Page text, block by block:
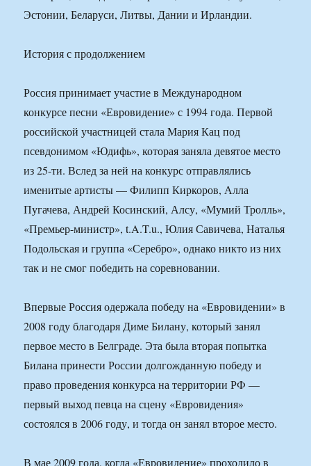
Эстонии, Беларуси, Литвы, Дании и Ирландии.
История с продолжением
Россия принимает участие в Международном
конкурсе песни «Евровидение» с 1994 года. Первой
российской участницей стала Мария Кац под
псевдонимом «Юдифь», которая заняла девятое место
из 25-ти. Вслед за ней на конкурс отправлялись
именитые артисты — Филипп Киркоров, Алла
Пугачева, Андрей Косинский, Алсу, «Мумий Тролль»,
«Премьер-министр», t.A.T.u., Юлия Савичева, Наталья
Подольская и группа «Серебро», однако никто из них
так и не смог победить на соревновании.
Впервые Россия одержала победу на «Евровидении» в
2008 году благодаря Диме Билану, который занял
первое место в Белграде. Эта была вторая попытка
Билана принести России долгожданную победу и
право проведения конкурса на территории РФ —
первый выход певца на сцену «Евровидения»
состоялся в 2006 году, и тогда он занял второе место.
В мае 2009 года, когда «Евровидение» проходило в